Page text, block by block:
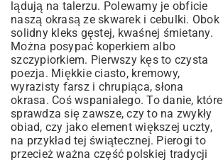
lądują na talerzu. Polewamy je obficie
naszą okrasą ze skwarek i cebulki. Obok
solidny kleks gęstej, kwaśnej śmietany.
Można posypać koperkiem albo
szczypiorkiem. Pierwszy kęs to czysta
poezja. Miękkie ciasto, kremowy,
wyrazisty farsz i chrupiąca, słona
okrasa. Coś wspaniałego. To danie, które
sprawdza się zawsze, czy to na zwykły
obiad, czy jako element większej uczty,
na przykład tej świątecznej. Pierogi to
przecież ważna część polskiej tradycji